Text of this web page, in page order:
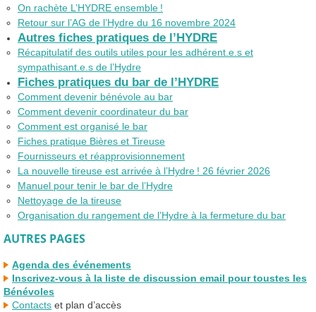
On rachète L’HYDRE ensemble !
Retour sur l’AG de l’Hydre du 16 novembre 2024
Autres fiches pratiques de l’ HYDRE
Récapitulatif des outils utiles pour les adhérent.e.s et
sympathisant.e.s de l’Hydre
Fiches pratiques du bar de l’ HYDRE
Comment devenir bénévole au bar
Comment devenir coordinateur du bar
Comment est organisé le bar
Fiches pratique Bières et Tireuse
Fournisseurs et réapprovisionnement
La nouvelle tireuse est arrivée à l’Hydre ! 26 février 2026
Manuel pour tenir le bar de l’Hydre
Nettoyage de la tireuse
Organisation du rangement de l’Hydre à la fermeture du bar
AUTRES PAGES
Agenda des événements
Inscrivez-vous à la liste de discussion email pour toustes les
Bénévoles
Contacts et plan d’accès